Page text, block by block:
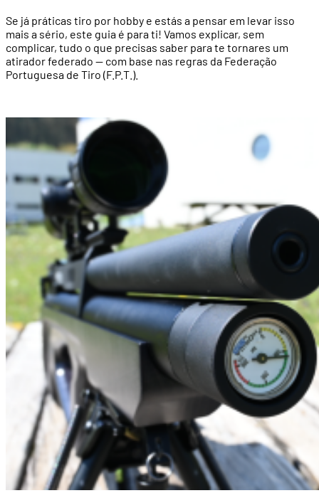
Se já práticas tiro por hobby e estás a pensar em levar isso
mais a sério, este guia é para ti! Vamos explicar, sem
complicar, tudo o que precisas saber para te tornares um
atirador federado — com base nas regras da Federação
Portuguesa de Tiro (F.P.T.).